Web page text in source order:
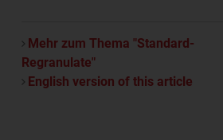
Mehr zum Thema "Standard-
Regranulate"
English version of this article